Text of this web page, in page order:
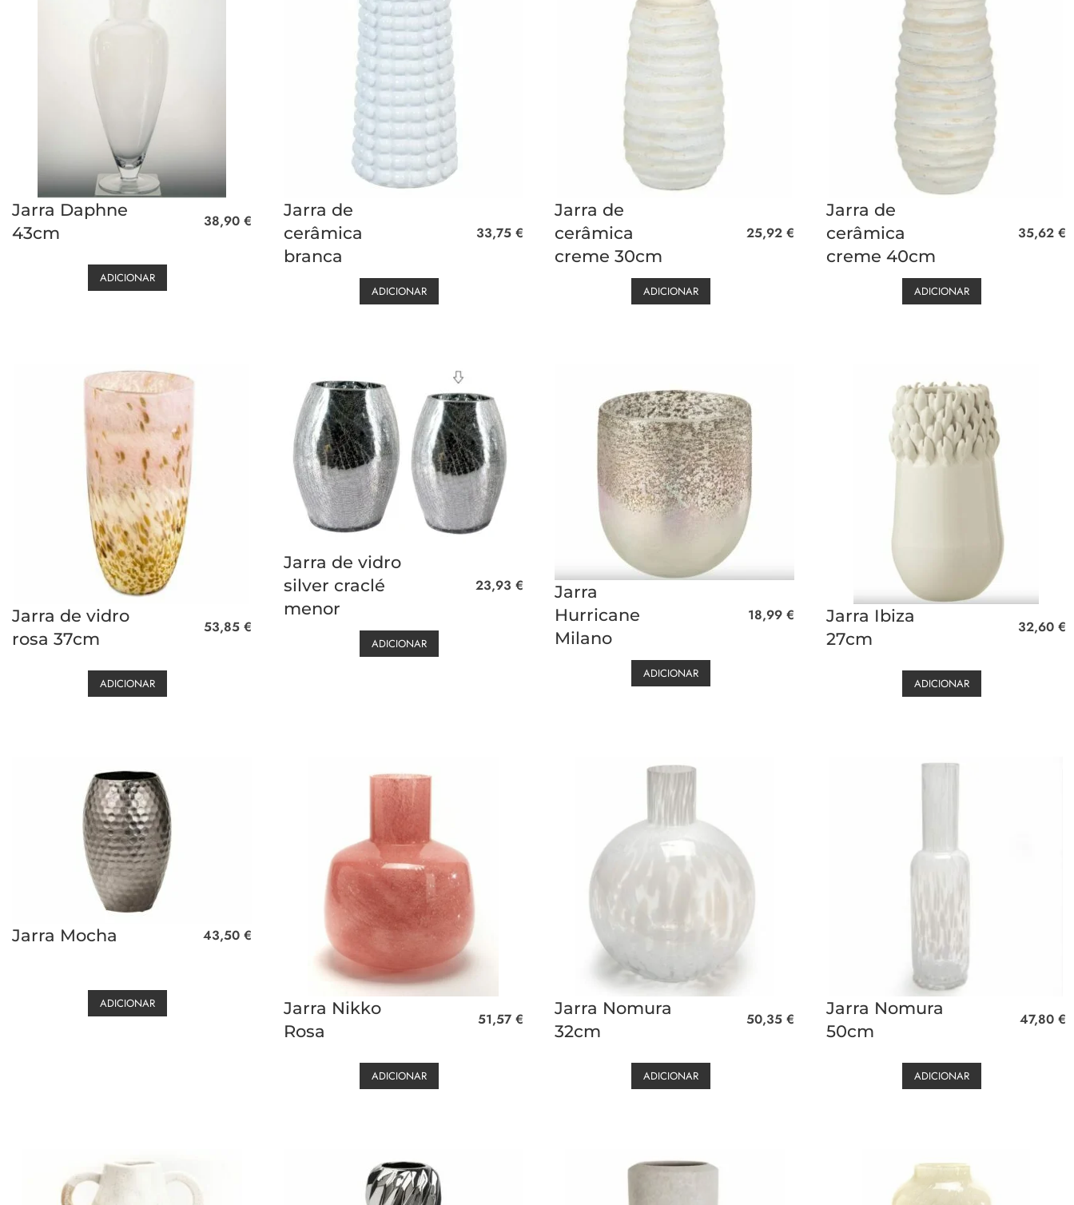
Jarra Daphne
43cm
38,90 €
ADICIONAR
Jarra de
cerâmica
branca
33,75 €
ADICIONAR
Jarra de
cerâmica
creme 30cm
25,92€
ADICIONAR
Jarra de
cerâmica
creme 40cm
35,62 €
ADICIONAR
Jarra de vidro
rosa 37cm
53,85 €
ADICIONAR
Jarra de vidro
silver craclé
menor
23,93 €
ADICIONAR
Jarra
Hurricane
Milano
18,99€
ADICIONAR
Jarra Ibiza
27cm
32,60 €
ADICIONAR
Jarra Mocha 43,50 €
ADICIONAR
Jarra Nikko
Rosa
51,57 €
ADICIONAR
Jarra Nomura
32cm
50,35€
ADICIONAR
Jarra Nomura
50cm
47,80 €
ADICIONAR